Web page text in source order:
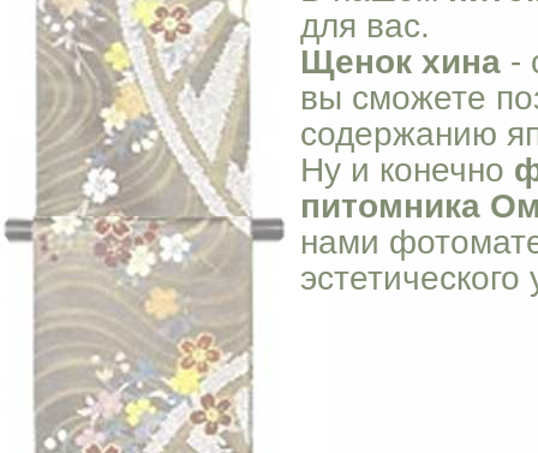
для вас.
Щенок хина -
вы сможете
содержанию
Ну и конечно
питомника
нами